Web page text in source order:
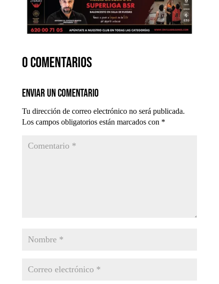
0 comentarios
Enviar un comentario
Tu dirección de correo electrónico no será publicada.
Los campos obligatorios están marcados con *